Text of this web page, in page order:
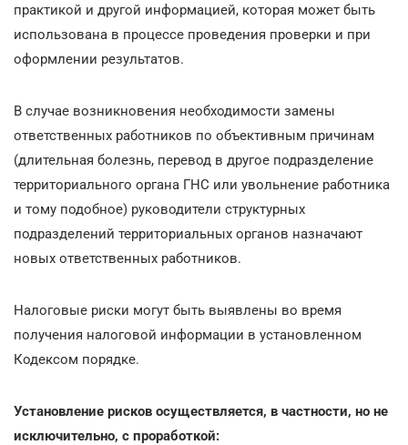
практикой и другой информацией, которая может быть
использована в процессе проведения проверки и при
оформлении результатов.
В случае возникновения необходимости замены
ответственных работников по объективным причинам
(длительная болезнь, перевод в другое подразделение
территориального органа ГНС или увольнение работника
и тому подобное) руководители структурных
подразделений территориальных органов назначают
новых ответственных работников.
Налоговые риски могут быть выявлены во время
получения налоговой информации в установленном
Кодексом порядке.
Установление рисков осуществляется, в частности, но не
исключительно, с проработкой: